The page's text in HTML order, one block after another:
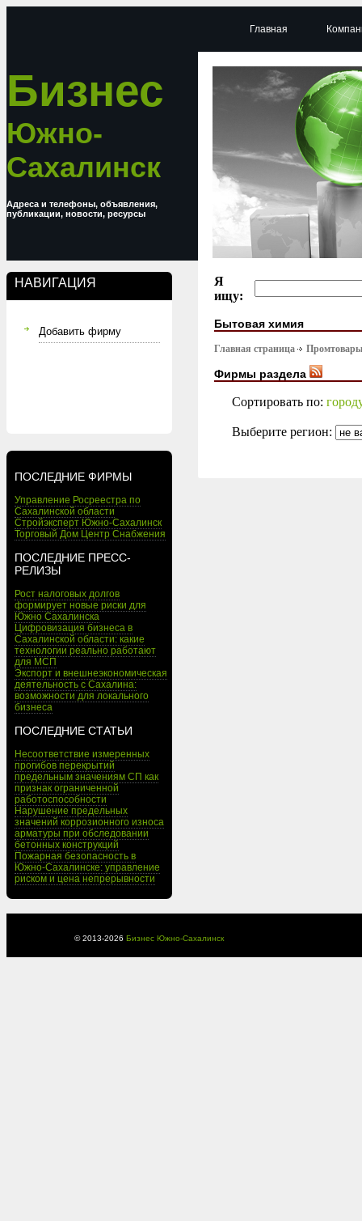
Бизнес
Южно-
Сахалинск
Адреса и телефоны, объявления,
публикации, новости, ресурсы
НАВИГАЦИЯ
Добавить фирму
ПОСЛЕДНИЕ ФИРМЫ
Управление Росреестра по
Сахалинской области
Стройэксперт Южно-Сахалинск
Торговый Дом Центр Снабжения
ПОСЛЕДНИЕ ПРЕСС-
РЕЛИЗЫ
Рост налоговых долгов
формирует новые риски для
Южно Сахалинска
Цифровизация бизнеса в
Сахалинской области: какие
технологии реально работают
для МСП
Экспорт и внешнеэкономическая
деятельность с Сахалина:
возможности для локального
бизнеса
ПОСЛЕДНИЕ СТАТЬИ
Несоответствие измеренных
прогибов перекрытий
предельным значениям СП как
признак ограниченной
работоспособности
Нарушение предельных
значений коррозионного износа
арматуры при обследовании
бетонных конструкций
Пожарная безопасность в
Южно-Сахалинске: управление
риском и цена непрерывности
Главная
Я
ищу:
Бытовая химия
Главная страница Промтовары
Фирмы раздела
Сортировать по:
Выберите регион:
© 2013-2026 Бизнес Южно-Сахалинск